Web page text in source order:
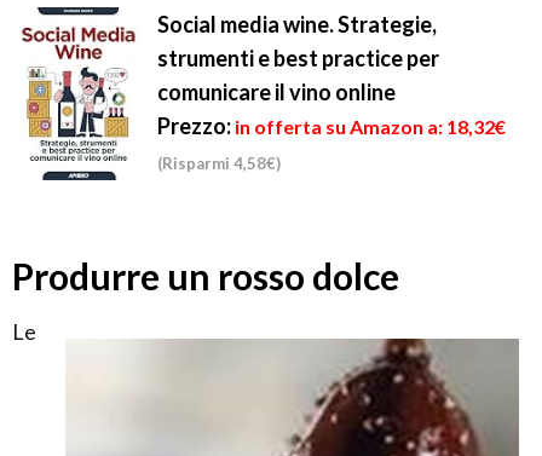
Social media wine. Strategie,
strumenti e best practice per
comunicare il vino online
Prezzo: in offerta su Amazon a: 18,32€
(Risparmi 4,58€)
Produrre un rosso dolce
Le